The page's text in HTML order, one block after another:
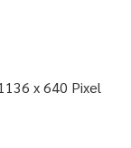
x 640 Pixel